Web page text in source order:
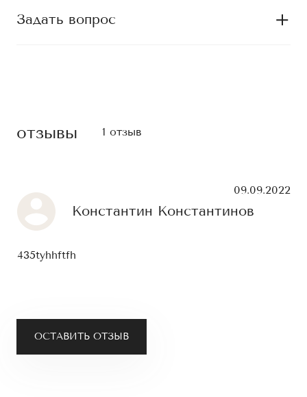
Задать вопрос
отзывы 1 отзыв
ОСТАВИТЬ ОТЗЫВ
Константин Константинов
09.09.2022
435tyhhftfh